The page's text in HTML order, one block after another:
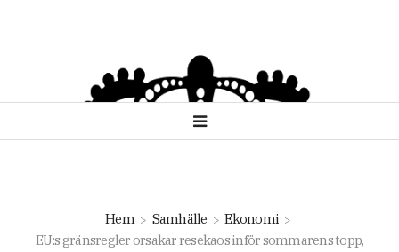
Hem Samhälle
Ekonomi
EU:s gränsregler orsakar resekaos inför sommarens topp,